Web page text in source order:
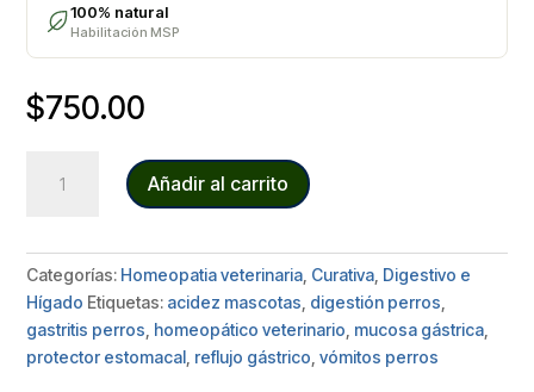
100% natural
Habilitación MSP
$750.00
cantidad
Añadir al carrito
Categorías: Homeopatia veterinaria Curativa Digestivo e
Hígado Etiquetas: acidez mascotas digestión perros
gastritis perros homeopático veterinario mucosa gástrica
protector estomacal reflujo gástrico ,vómitos perros